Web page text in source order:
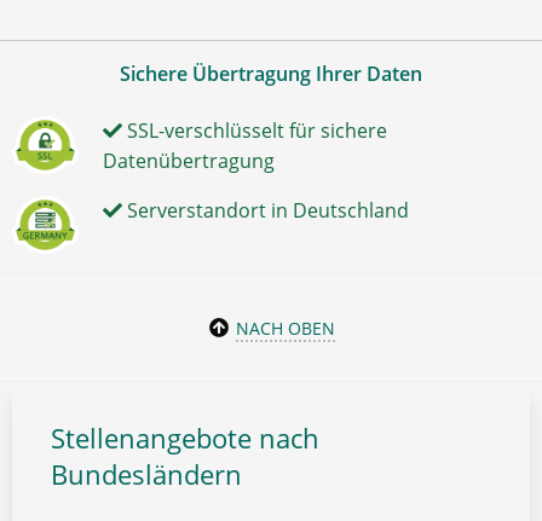
Sichere Übertragung Ihrer Daten
SSL-verschlüsselt für sichere
Datenübertragung
Serverstandort in Deutschland
NACH OBEN
Stellenangebote nach
Bundesländern